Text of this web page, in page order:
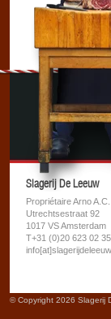
Slagerij De Leeuw
Propriétaire Arno
Utrechtsestraat 92
1017 VS Amsterdam
T+31 (0)20 623 02 35
© Copyright 2026 Slagerij